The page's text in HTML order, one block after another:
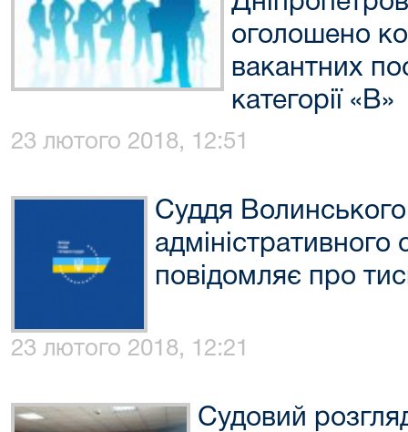
оголошено
вакантних
категорії «В»
23 лютого 2018, 12:51
Суддя
повідомляє про
23 лютого 2018, 12:21
Судовий